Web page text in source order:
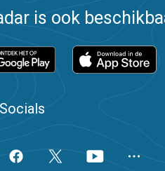
is ook
Socials